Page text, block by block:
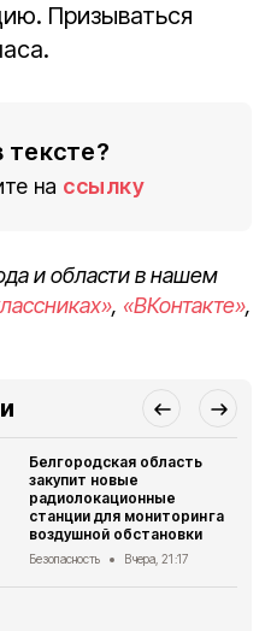
Призываться
на ссылку
и области в нашем
, «ВКонтакте»,
Белгородская область
закупит новые
радиолокационные
станции для мониторинга
воздушной обстановки
Безопасность Вчера, 21:17